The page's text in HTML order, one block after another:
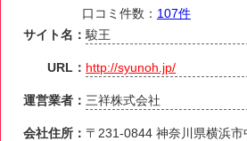
口コミ件数： 107件
サイト名：駿王
URL： http://syunoh.jp/
運営業者： 三祥株式会社
会社住所： 〒231-0844 神奈川県横浜